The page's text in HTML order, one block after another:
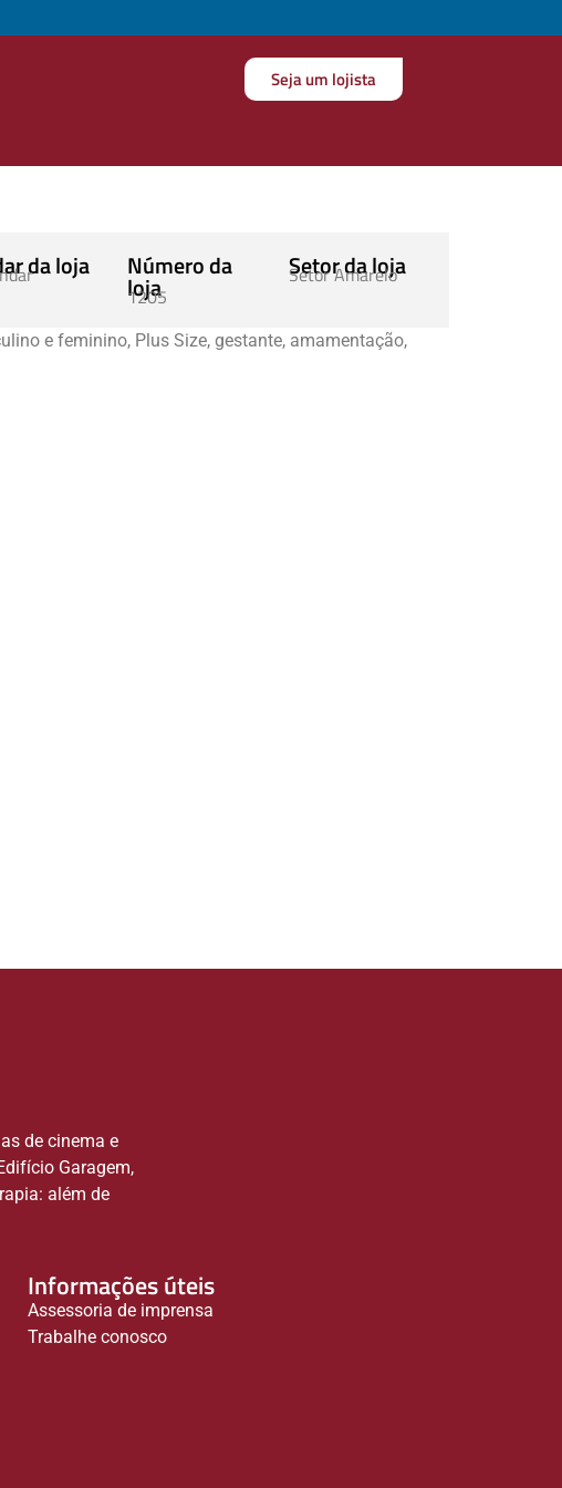
Seja um lojista
da loja Número da
loja
1205
Setor da loja
Setor Amarelo
e feminino, Plus Size, gestante, amamentação,
de cinema e
Garagem,
além de
Informações úteis
Assessoria de imprensa
Trabalhe conosco